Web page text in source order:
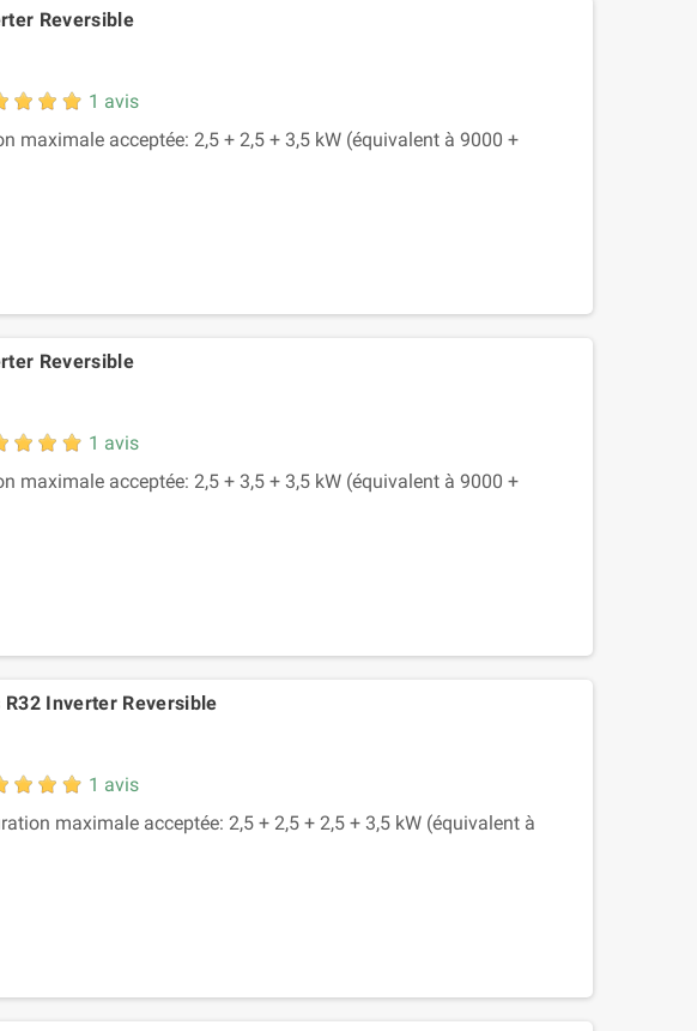
Reversible
1 avis
maximale acceptée: 2,5 + 2,5 + 3,5 kW (équivalent à 9000 +
Reversible
1 avis
maximale acceptée: 2,5 + 3,5 + 3,5 kW (équivalent à 9000 +
Inverter Reversible
1 avis
maximale acceptée: 2,5 + 2,5 + 2,5 + 3,5 kW (équivalent à